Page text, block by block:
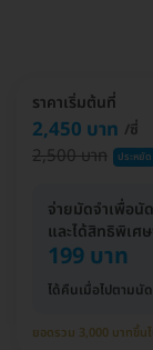
ราคาเริ่มต้นที่
2,450 บาท /ซี่
2,500 บาท ประหยั
จ่ายมัดจำเพื่อนั
และได้สิทธิพิเศ
199 บาท
ได้คืนเมื่อไปตามนัด
ยอดรวม 3,000 บาทขึ้น